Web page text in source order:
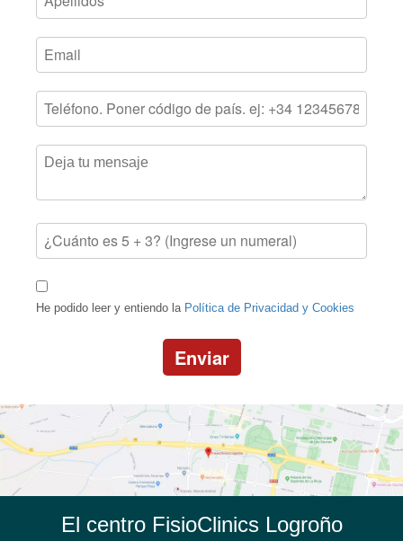
He podido leer y entiendo la Política de Privacidad y Cookies
Enviar
El centro FisioClinics Logroño